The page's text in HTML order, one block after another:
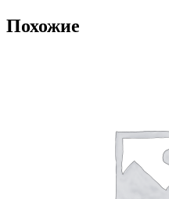
Похожие